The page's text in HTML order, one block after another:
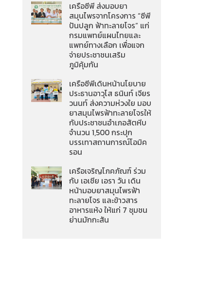
เครือซีพี ส่งมอบยา
สมุนไพรจากโครงการ “ซีพี
ปันปลูก ฟ้าทะลายโจร” แก่
กรมแพทย์แผนไทยและ
แพทย์ทางเลือก เพื่อแจก
จ่ายประชาชนเสริม
ภูมิคุ้มกัน
เครือซีพีเดินหน้านโยบาย
ประธานอาวุโส ธนินท์ เจียร
วนนท์ ส่งความห่วงใย มอบ
ยาสมุนไพรฟ้าทะลายโจรให้
กับประชาชนอำเภอสัตหีบ
จำนวน 1,500 กระปุก
บรรเทาสถานการณ์โอมิค
รอน
เครือเจริญโภคภัณฑ์ ร่วม
กับ เอเชีย เอรา วัน เดิน
หน้ามอบยาสมุนไพรฟ้า
ทะลายโจร และข้าวสาร
อาหารแห้ง ให้แก่ 7 ชุมชน
ย่านมักกะสัน